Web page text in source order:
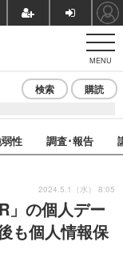
MENU
検索 購読
性 調査･報告
」の個人デー
も個人情報保
2024.5.1（水） 8:05